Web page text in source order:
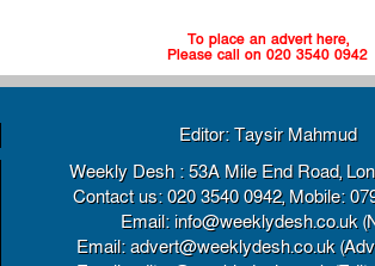
To place an advert here,
Please call on 020 3540 0942
Editor: Taysir Mahmud
Weekly Desh : 53A Mile End Road,
Contact us: 020 3540 0942, Mobile:
Email: info@weeklydesh.co.uk
Email: advert@weeklydesh.co.uk